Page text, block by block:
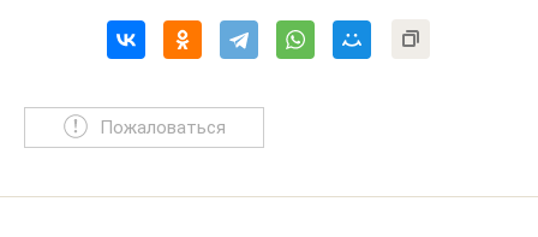
Пожаловаться